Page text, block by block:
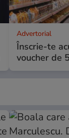
Advertorial
Înscrie-te
voucher de